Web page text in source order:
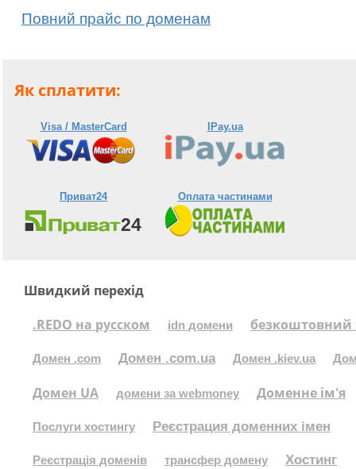
Повний прайс по доменам
Як сплатити:
Visa / MasterCard IPay.ua
Приват24 Оплата частинами
Швидкий перехід
.REDO на русском
idn домени безкоштовний
Домен .com Домен .com.ua Домен .kiev.ua
Домен UA домени за webmoney Доменне ім'я
Послуги хостингу Реєстрация доменних імен
Реєстрація доменів трансфер домену Хостинг